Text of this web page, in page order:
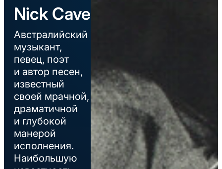
Nick Cave
Австралийский
музыкант,
певец, поэт
и автор песен,
известный
своей мрачной,
драматичной
и глубокой
манерой
исполнения.
Наибольшую